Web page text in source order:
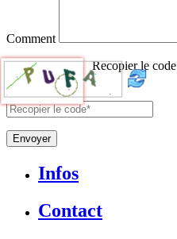
Comment
Recopier le code
Envoyer
Infos
Contact